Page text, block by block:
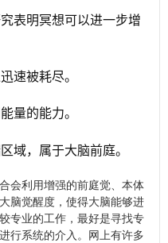
表明冥想可以进一步增
速被耗尽。
量的能力。
域，属于大脑前庭。
会利用增强的前庭觉、本体
脑觉醒度，使得大脑能够进
专业的工作，最好是寻找专
行系统的介入。网上有许多